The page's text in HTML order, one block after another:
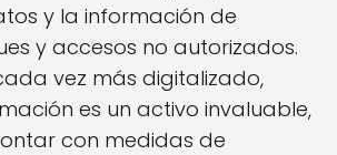
y la información de
y accesos no autorizados.
vez más digitalizado,
es un activo invaluable,
con medidas de